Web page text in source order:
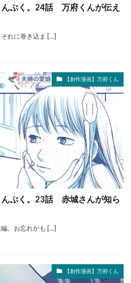
ぷく。24話 万府くんが伝え
れに巻き込ま […]
【創作漫画】万府くん
んぷく。23話 赤城さんが知ら
。お忘れかも […]
【創作漫画】万府くん